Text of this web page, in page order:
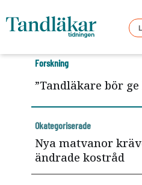
”Tandläkare bör
Forskning
Nya matvanor
ändrade kostråd
Okategoriserade